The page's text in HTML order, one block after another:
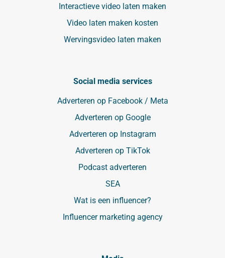
Interactieve video laten maken
Video laten maken kosten
Wervingsvideo laten maken
Social media services
Adverteren op Facebook / Meta
Adverteren op Google
Adverteren op Instagram
Adverteren op TikTok
Podcast adverteren
SEA
Wat is een influencer?
Influencer marketing agency